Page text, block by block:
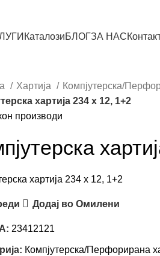
КаталозиБЛОГЗА НАС
Хартија
Компјутерска/
хартија 234 x 12, 1+2
производи
хартија 234 x 12, 1+2
Додај во Омилени
23412121
Компјутерска/Перфорирана